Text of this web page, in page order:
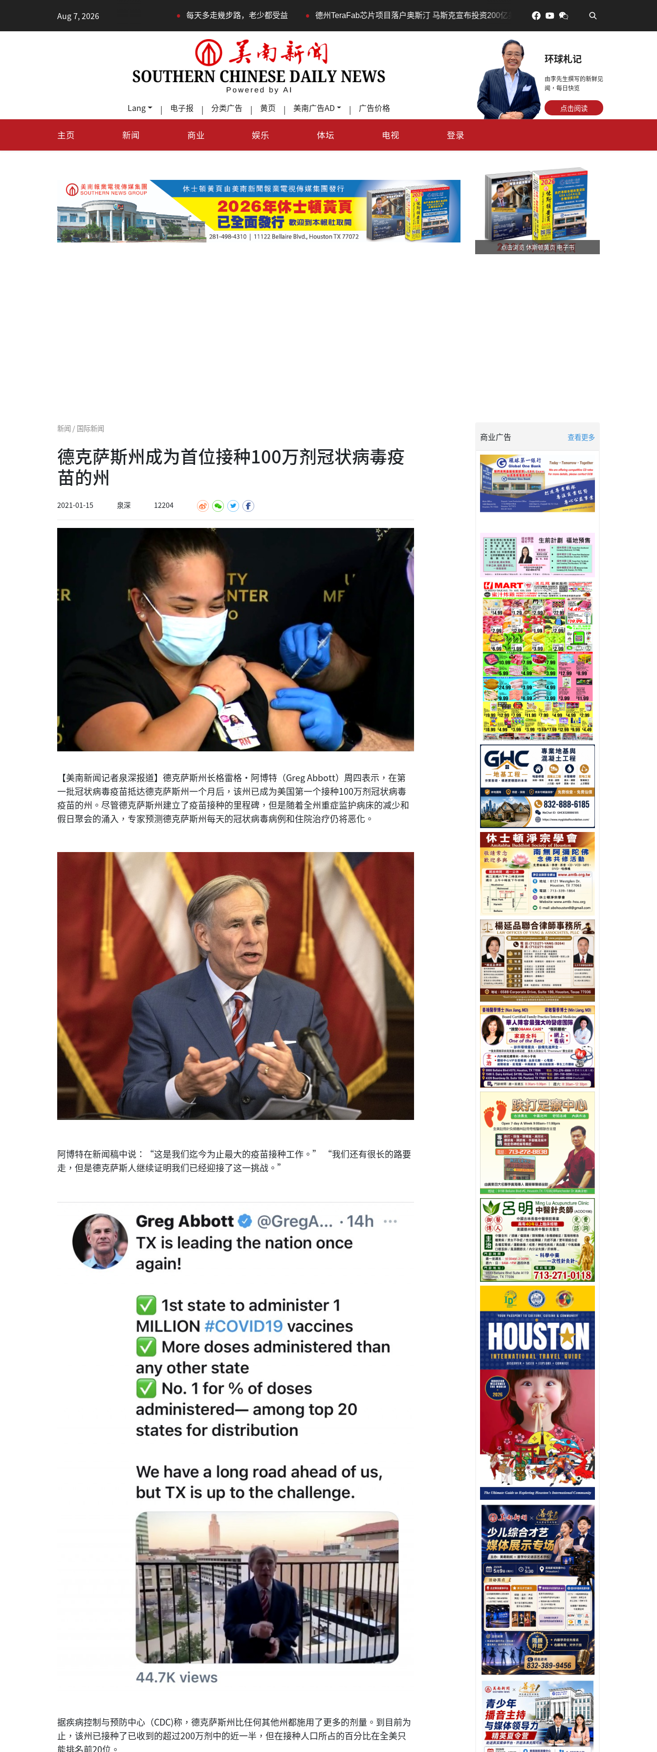
Aug 7, 2026
• 每天多走幾步路，老少都受益 • 德州TeraFab芯片项目落户奥斯汀 马斯克宣布投资200亿美元建设AI芯片制造基地 • 吃對了更年輕：花青素如何守住
Lang | 电子报 | 分类广告 | 黄页 | 美南广告AD | 广告价格
环球札记
由李先生撰写的新鲜见
闻，每日快览
点击阅读
主页 新闻 商业 娱乐 体坛 电视 登录
点击浏览 休斯顿黄页 电子书
新闻 / 国际新闻
德克萨斯州成为首位接种100万剂冠状病毒疫
苗的州
2021-01-15 泉深 12204
【美南新闻记者泉深报道】德克萨斯州长格雷格·阿博特（Greg Abbott）周四表示，在第
一批冠状病毒疫苗抵达德克萨斯州一个月后，该州已成为美国第一个接种100万剂冠状病毒
疫苗的州。尽管德克萨斯州建立了疫苗接种的里程碑，但是随着全州重症监护病床的减少和
假日聚会的涌入，专家预测德克萨斯州每天的冠状病毒病例和住院治疗仍将恶化。
阿博特在新闻稿中说：“这是我们迄今为止最大的疫苗接种工作。” “我们还有很长的路要
走，但是德克萨斯人继续证明我们已经迎接了这一挑战。”
据疾病控制与预防中心（CDC)称，德克萨斯州比任何其他州都施用了更多的剂量。到目前为
止，该州已接种了已收到的超过200万剂中的近一半，但在接种人口所占的百分比在全美只
能排名前20位。
商业广告 查看更多